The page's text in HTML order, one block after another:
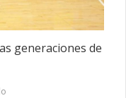
generaciones de